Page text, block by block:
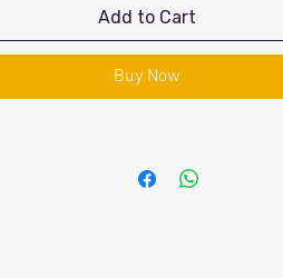
Add to Cart
Buy Now